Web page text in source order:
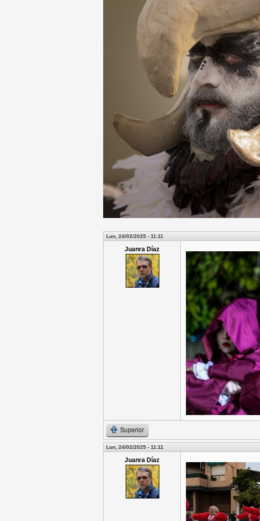
Lun, 24/02/2025 - 11:11
Juanra Díaz
Superior
Lun, 24/02/2025 - 11:11
Juanra Díaz